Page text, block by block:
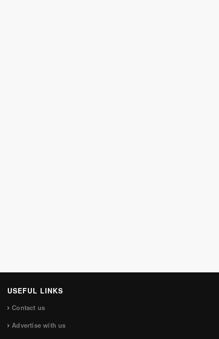
USEFUL LINKS
Contact us
Advertise with us